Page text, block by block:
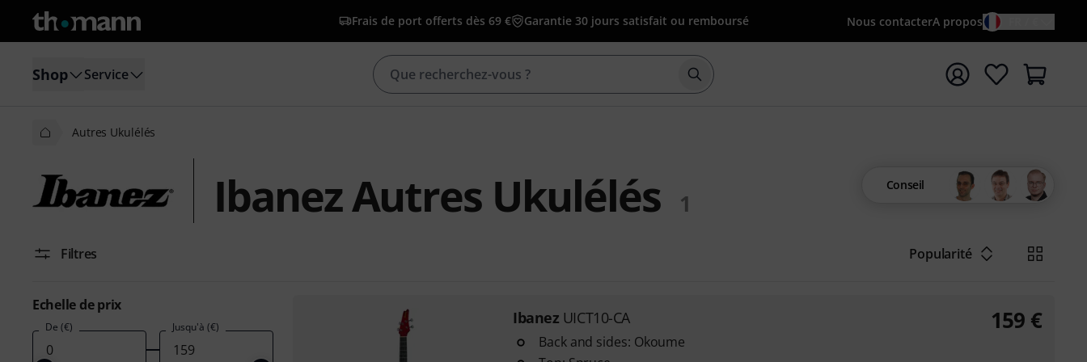
Frais de port offerts dès 69 € Garantie 30 jours satisfait ou remboursé Nous contacterA propos
Shop Service Démarrer la recherche avec le terme de recherche
Autres Ukulélés
Ibanez Autres Ukulélés 1
Conseil
Filtres Popularité
Echelle de prix
De (€) Jusqu'à (€) Ibanez UICT10-CA
Back and sides: Okoume
159 €